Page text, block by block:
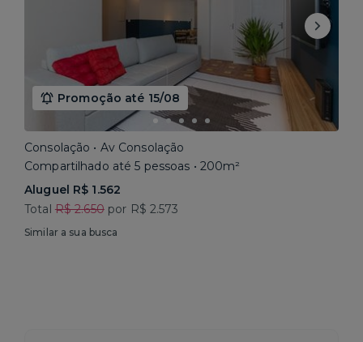
Promoção até 15/08
Consolação • Av Consolação
Compartilhado até 5 pessoas • 200m²
Aluguel R$ 1.562
Total R$ 2.650por R$ 2.573
Similar a sua busca